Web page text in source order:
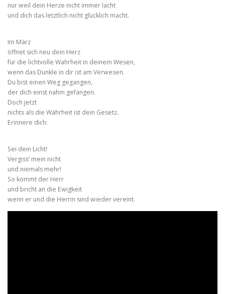
nur weil dein Herze nicht immer lacht
und dich das letztlich nicht glücklich macht.
Im März
öffnet sich neu dein Herz
für die lichtvolle Wahrheit in deinem Wesen,
wenn das Dunkle in dir ist am Verwesen.
Du bist einen Weg gegangen,
der dich einst nahm gefangen.
Doch jetzt
nichts als die Wahrheit ist dein Gesetz.
Erinnere dich:
Sei dein Licht!
Vergiss’ mein nicht
und niemals mehr!
So kommt der Herr
und bricht an die Ewigkeit
wenn er und die Herrin sind wieder vereint.